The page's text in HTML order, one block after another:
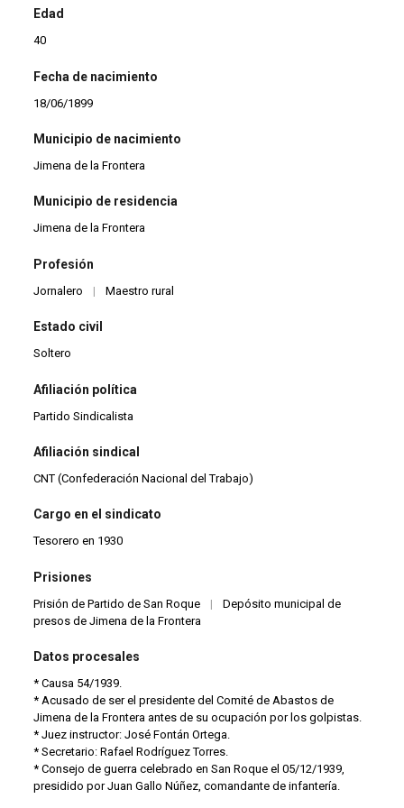
Edad
40
Fecha de nacimiento
18/06/1899
Municipio de nacimiento
Jimena de la Frontera
Municipio de residencia
Jimena de la Frontera
Profesión
Jornalero | Maestro rural
Estado civil
Soltero
Afiliación política
Partido Sindicalista
Afiliación sindical
CNT (Confederación Nacional del Trabajo)
Cargo en el sindicato
Tesorero en 1930
Prisiones
Prisión de Partido de San Roque |
Depósito municipal de
presos de Jimena de la Frontera
Datos procesales
* Causa 54/1939.
* Acusado de ser el presidente del Comité de Abastos de
Jimena de la Frontera antes de su ocupación por los golpistas.
* Juez instructor: José Fontán Ortega.
* Secretario: Rafael Rodríguez Torres.
* Consejo de guerra celebrado en San Roque el 05/12/1939,
presidido por Juan Gallo Núñez, comandante de infantería.